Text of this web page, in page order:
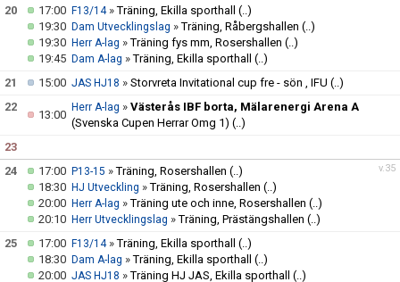
20
17:00 F13/14»Träning, Ekilla sporthall (..)
19:30 Dam Utvecklingslag »Träning, Råbergshallen (..)
19:30 Herr A-lag »Träning fys mm, Rosershallen (..)
19:45 Dam A-lag »Träning, Ekilla sporthall (..)
21
15:00 JAS HJ18 » Storvreta Invitational cup fre - sön , IFU (..)
22
13:00
Herr A-lag » Västerås IBF borta, Mälarenergi Arena A
(Svenska Cupen Herrar Omg 1) (..)
23
v.35
24 17:00 P13-15 »Träning, Rosershallen (..)
18:30 HJ Utveckling »Träning, Rosershallen (..)
20:00 Herr A-lag »Träning ute och inne, Rosershallen (..)
20:10 Herr Utvecklingslag »Träning, Prästängshallen (..)
25
17:00 F13/14»Träning, Ekilla sporthall (..)
18:30 Dam A-lag »Träning, Ekilla sporthall (..)
20:00 JAS HJ18 »Träning HJ JAS, Ekilla sporthall (..)